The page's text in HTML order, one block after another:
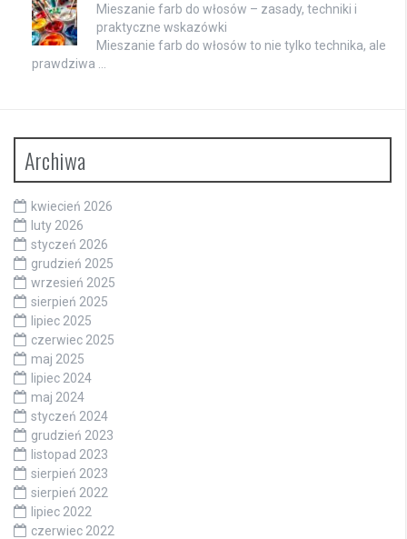
Mieszanie farb do włosów – zasady, techniki i
praktyczne wskazówki
Mieszanie farb do włosów to nie tylko technika, ale
prawdziwa …
Archiwa
kwiecień 2026
luty 2026
styczeń 2026
grudzień 2025
wrzesień 2025
sierpień 2025
lipiec 2025
czerwiec 2025
maj 2025
lipiec 2024
maj 2024
styczeń 2024
grudzień 2023
listopad 2023
sierpień 2023
sierpień 2022
lipiec 2022
czerwiec 2022